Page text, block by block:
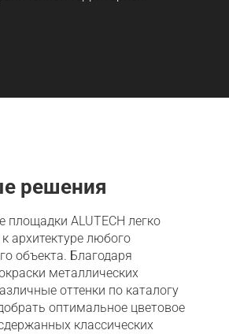
решения
площадки ALUTECH легко
архитектуре любого
объекта. Благодаря
металлических
оттенки по каталогу
оптимальное цветовое
классических